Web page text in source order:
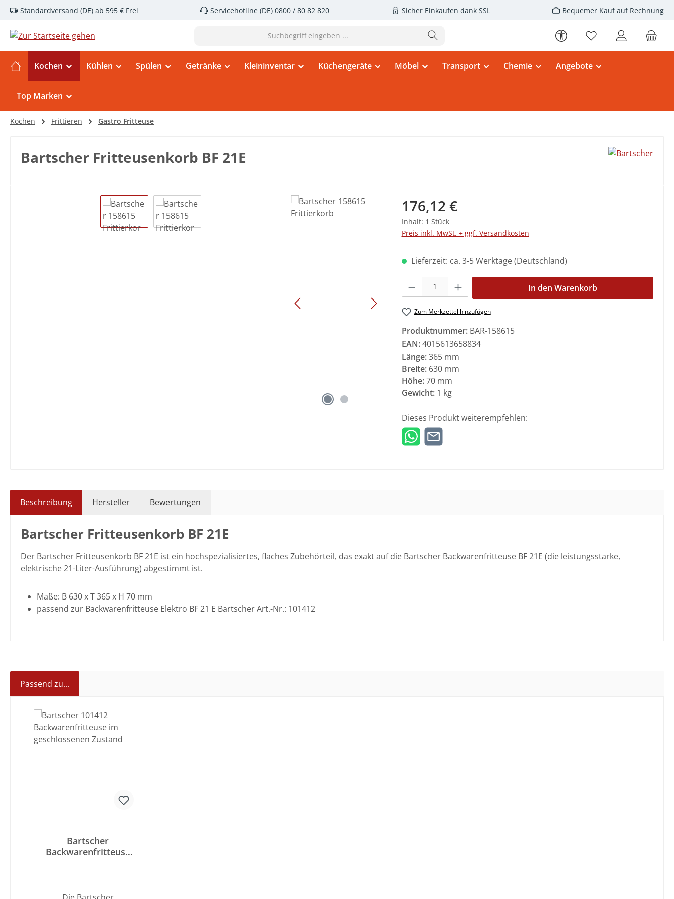
Hauptinhalt springen
Zur Suche springen
Zur Hauptnavigation springen
Standardversand (DE) ab 595 € Frei Servicehotline (DE) 0800 / 80 82 820 Sicher Einkaufen dank SSL Bequemer Kauf auf Rechnung
Werkzeugleiste anzeigen
Du hast 0 Produkte
Kochen Kühlen Spülen Getränke Kleininventar Küchengeräte Möbel Transport Chemie Angebote
Top Marken
Kochen Frittieren Gastro Fritteuse
Bartscher Fritteusenkorb BF 21E
Bildergalerie überspringen Regulärer Preis:
176,12 €
Inhalt: 1 Stück
Preis inkl. MwSt. + ggf. Versandkosten
Lieferzeit: ca. 3-5 Werktage (Deutschland)
Produkt Anzahl: Gib den gewünschten Wert ein oder benutze die
In den Warenkorb
Zum Merkzettel hinzufügen
Produktnummer: BAR-158615
EAN:4015613658834
Länge:365 mm
Breite: 630 mm
Höhe:70 mm
Gewicht: 1 kg
Dieses Produkt weiterempfehlen:
Beschreibung Hersteller Bewertungen
Bartscher Fritteusenkorb BF 21E
Der Bartscher Fritteusenkorb BF 21E ist ein hochspezialisiertes, flaches Zubehörteil, das exakt auf die Bartscher Backwarenfritteuse BF 21E (die leistungsstarke,
elektrische 21-Liter-Ausführung) abgestimmt ist.
Maße: B 630 x T 365 x H 70 mm
passend zur Backwarenfritteuse Elektro BF 21 E Bartscher Art.-Nr.: 101412
Passend zu...
Produktgalerie überspringen
Bartscher
Backwarenfritteuse